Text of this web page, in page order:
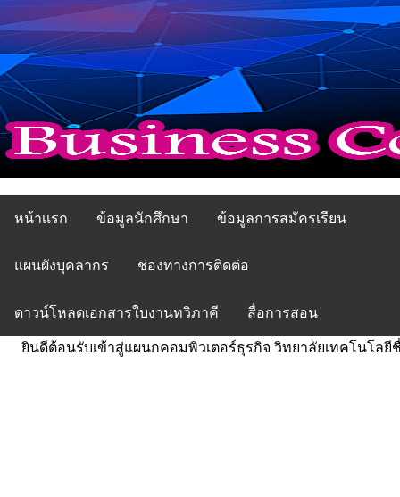
หน้าเเรก ข้อมูลนักศึกษา ข้อมูลการสมัครเรียน
แผนผังบุคลากร ช่องทางการติดต่อ
ดาวน์โหลดเอกสารใบงานทวิภาคี สื่อการสอน
ดีต้อนรับเข้าสู่แผนกคอมพิวเตอร์ธุรกิจ วิทยาลัยเทคโนโลยีชื่นช